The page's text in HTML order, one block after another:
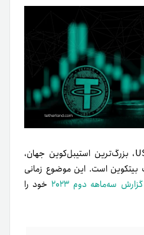
شرکت تتر، صادرکننده USDT، بزرگ‌ترین استیبل‌کوین جهان،
بیتکوین است. این موضوع زمانی
گزارش سه‌ماهه دوم ۲۰۲۳
خود را